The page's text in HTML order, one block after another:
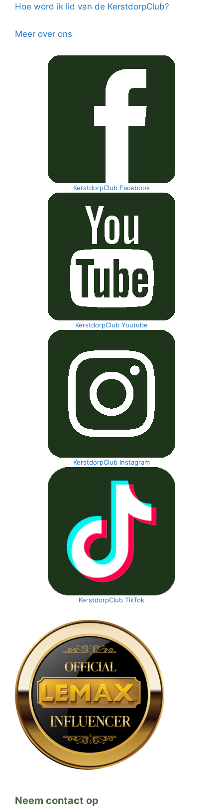
Hoe word ik lid van de KerstdorpClub?
Meer over ons
KerstdorpClub Facebook
KerstdorpClub Youtube
KerstdorpClub Instagram
KerstdorpClub TikTok
Neem contact op